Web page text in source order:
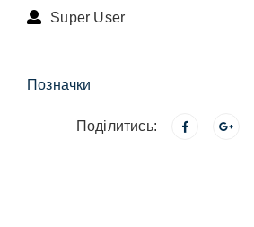
Super User
Позначки
Поділитись: